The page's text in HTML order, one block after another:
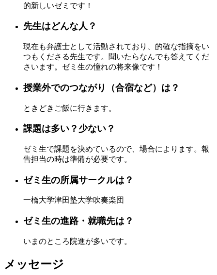
的新しいゼミです！
先生はどんな人？
現在も弁護士として活動されており、的確な指摘をい
つもくださる先生です。聞いたらなんでも答えてくだ
さいます。ゼミ生の憧れの将来像です！
授業外でのつながり（合宿など）は？
ときどきご飯に行きます。
課題は多い？少ない？
ゼミ生で課題を決めているので、場合によります。報
告担当の時は準備が必要です。
ゼミ生の所属サークルは？
一橋大学津田塾大学吹奏楽団
ゼミ生の進路・就職先は？
いまのところ院進が多いです。
メッセージ